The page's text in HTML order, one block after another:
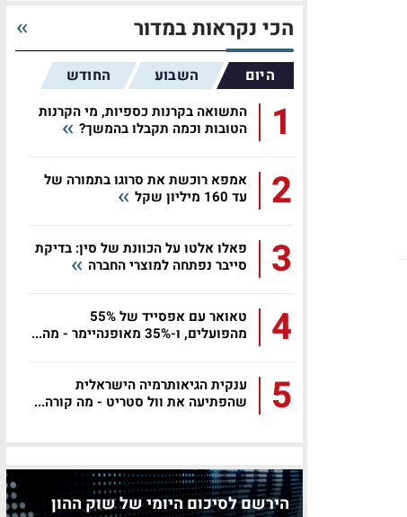
הכי נקראות במדור
היום השבוע החודש
1
התשואה בקרנות כספיות, מי הקרנות
הטובות וכמה תקבלו בהמשך?
2
אמפא רוכשת את סרוגו בתמורה של
עד 160 מיליון שקל
3
פאלו אלטו על הכוונת של סין: בדיקת
סייבר נפתחה למוצרי החברה
4
טאואר עם אפסייד של 55%
מהפועלים, ו-35% מאופנהיימר - מה...
5
ענקית הגיאותרמיה הישראלית
שהפתיעה את וול סטריט - מה קורה...
הירשם לסיכום היומי של שוק ההון